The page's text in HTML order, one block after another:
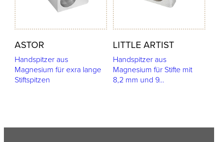
ASTOR
Handspitzer aus
Magnesium für exra lange
Stiftspitzen
LITTLE ARTIST
Handspitzer aus
Magnesium für Stifte mit
8,2 mm und 9…